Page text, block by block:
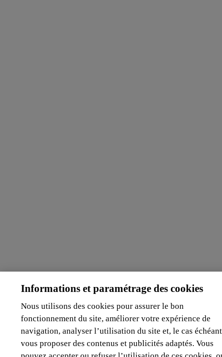
Informations et paramétrage des cookies
Nous utilisons des cookies pour assurer le bon
fonctionnement du site, améliorer votre expérience de
navigation, analyser l’utilisation du site et, le cas
vous proposer des contenus et publicités adaptés. Vous